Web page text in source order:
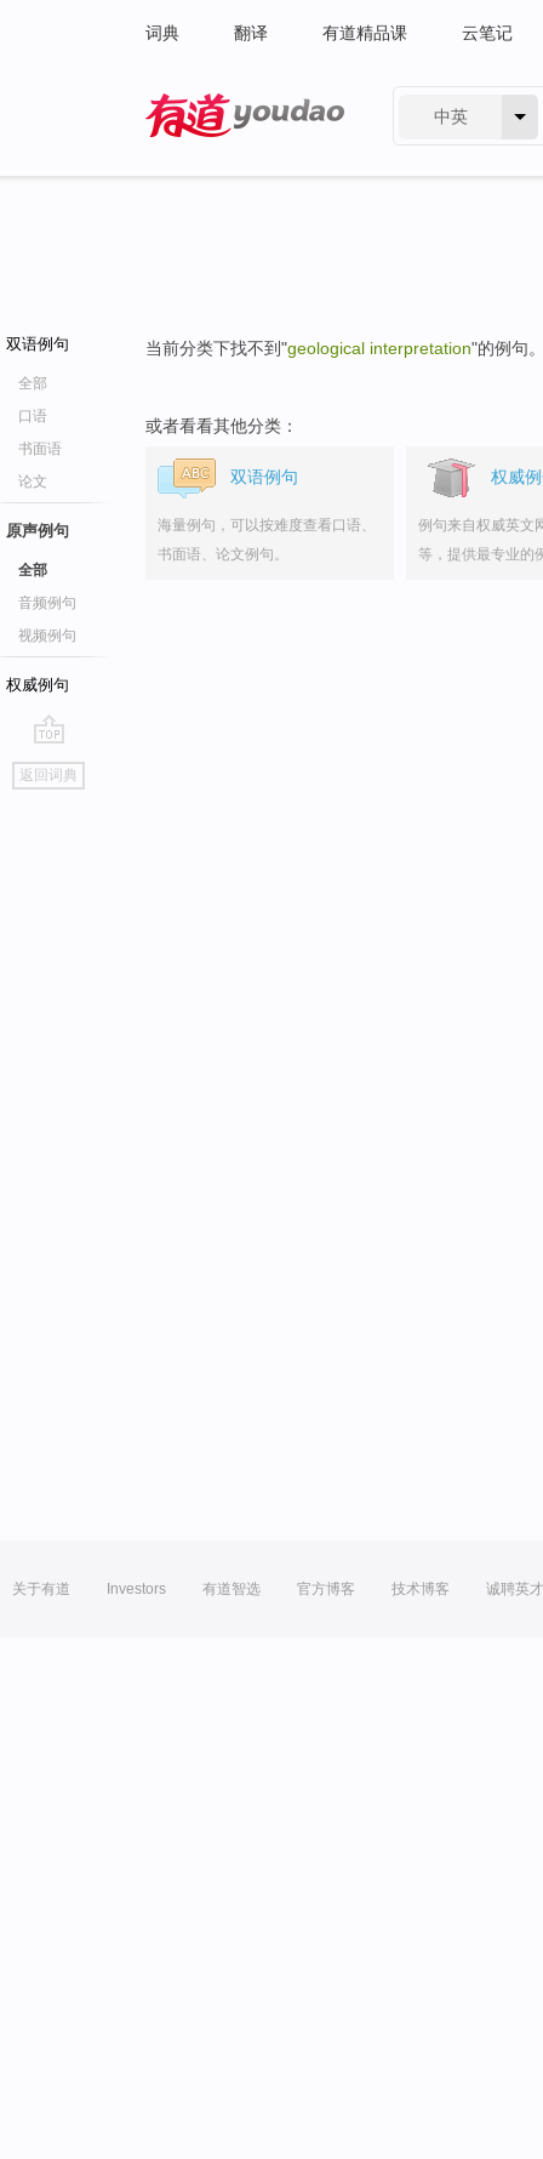
词典 翻译 有道精品课 云笔记
中英
双语例句
全部
口语
书面语
论文
原声例句
全部
音频例句
视频例句
权威例句
go
top
返回词典
当前分类下找不到"geological interpretation"的例句
或者看看其他分类：
双语例句
海量例句，可以按难度查看口语、
书面语、论文例句。
权威
例句来自权威英文
等，提供最专业的
关于有道 Investors 有道智选 官方博客 技术博客 诚聘英才